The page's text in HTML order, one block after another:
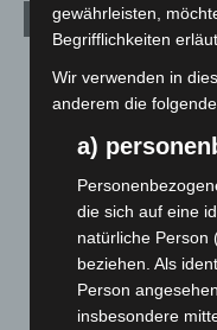
Aktuelle Beiträge
Werke im Jacques’
A2: Zweite
und Bothfeld
8. August 2026
Niedersachsen:
Waldbrandeinsatz aus
7. August 2026
gewährleisten,
Begrifflichkeiten
Wir verwenden in
anderem die
a)
die sich auf eine
natürliche Person
beziehen. Als
Person
insbesondere